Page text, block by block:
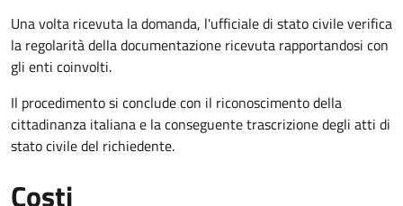
Una volta ricevuta la domanda, l'ufficiale di stato civile verifica
la regolarità della documentazione ricevuta rapportandosi con
gli enti coinvolti.
Il procedimento si conclude con il riconoscimento della
cittadinanza italiana e la conseguente trascrizione degli atti di
stato civile del richiedente.
Costi